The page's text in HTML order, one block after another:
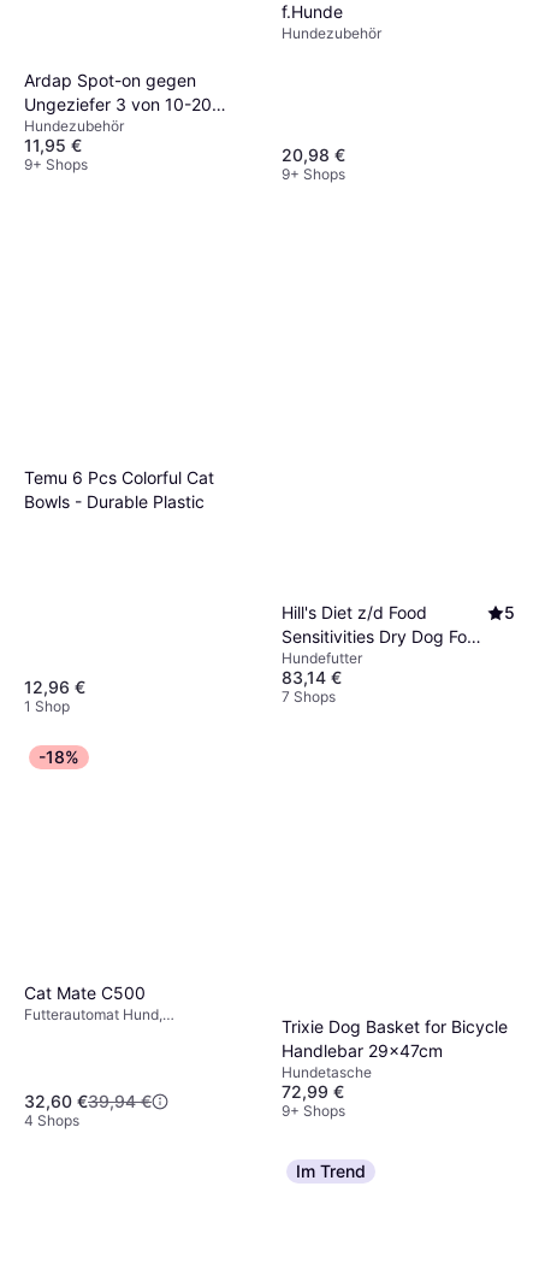
Ardap Spot-on gegen
Ungeziefer 3 von 10-20
Kilogramm
Hundezubehör
11,95 €
9+ Shops
f.Hunde
Hundezubehör
20,98 €
9+ Shops
Temu 6 Pcs Colorful Cat
Bowls - Durable Plastic
12,96 €
1 Shop
Hill's Diet z/d Food
Sensitivities Dry Dog Food
10kg
5
Hundefutter
83,14 €
7 Shops
-18%
Cat Mate C500
Futterautomat Hund,
32,60 €39,94 €
4 Shops
Trixie Dog Basket for Bicycle
Handlebar 29x47cm
Hundetasche
72,99 €
9+ Shops
Im Trend